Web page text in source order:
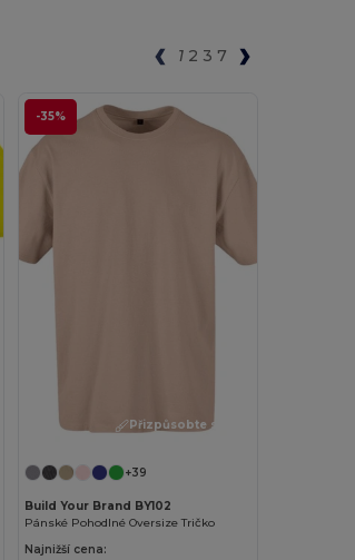
1 2 3 7
-35%
Přizpůsobte si to!
+39
Build Your Brand BY102
Pánské Pohodlné Oversize Tričko
Najnižší cena: